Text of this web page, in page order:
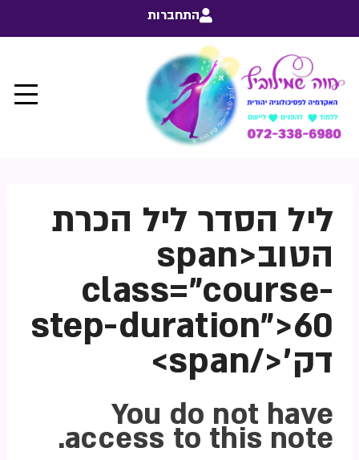
התחברות
ליל הסדר ליל הכרת
הטוב<span
class="course-
step-duration">60
דק'</span>
You do not have
access to this note.